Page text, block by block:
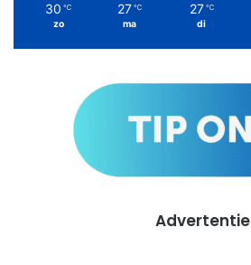
30 ℃
zo
27 ℃
ma
27 ℃
di
Advertentie